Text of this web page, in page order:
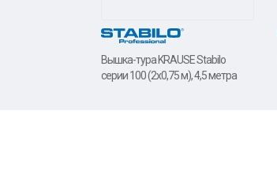
Вышка-тура KRAUSE Stabilo
серии 100 (2х0,75 м), 4,5 метра